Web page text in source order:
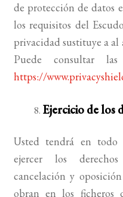
de protección de datos
los requisitos del
privacidad sustituye a al
Puede consultar
https://
Ejercicio de los
Usted tendrá en
ejercer los
cancelación y
obran en los ficheros